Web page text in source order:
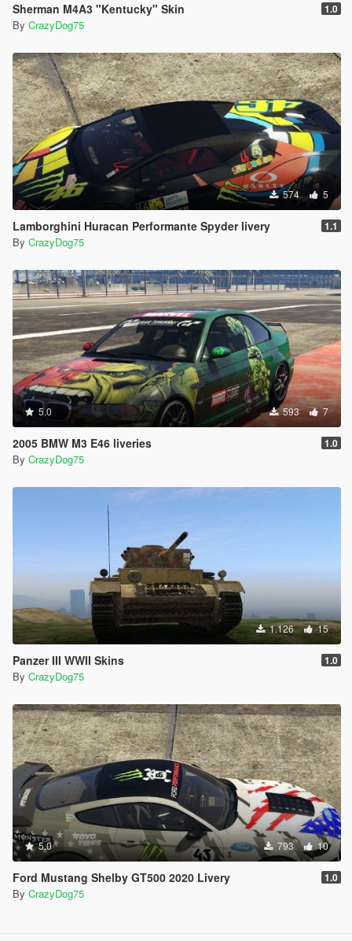
Sherman M4A3 "Kentucky" Skin 1.0
By CrazyDog75
574 5
Lamborghini Huracan Performante Spyder livery 1.1
By CrazyDog75
5.0 593 7
2005 BMW M3 E46 liveries 1.0
By CrazyDog75
1.126 15
Panzer III WWII Skins 1.0
By CrazyDog75
5.0 793 10
Ford Mustang Shelby GT500 2020 Livery 1.0
By CrazyDog75